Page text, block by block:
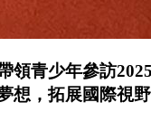
領青少年參訪
想，拓展國際視野